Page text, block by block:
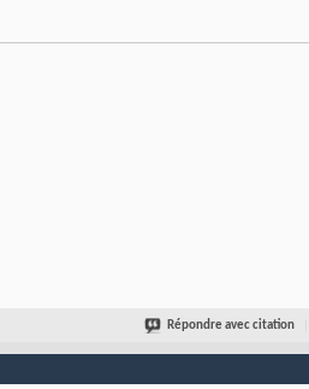
Répondre avec citation